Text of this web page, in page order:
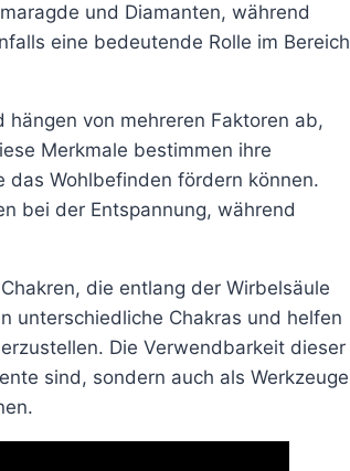
und Diamanten, während
eine bedeutende Rolle im Bereich
von mehreren Faktoren ab,
Merkmale bestimmen ihre
das Wohlbefinden fördern können.
bei der Entspannung, während
die entlang der Wirbelsäule
unterschiedliche Chakras und helfen
Die Verwendbarkeit dieser
sind, sondern auch als Werkzeuge